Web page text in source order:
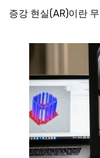
증강 현실(AR)이란